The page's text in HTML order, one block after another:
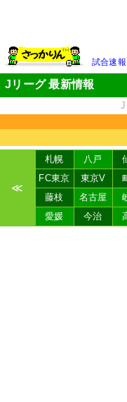
試合速報
Jリーグ 最新情報
≪
札幌 八戸
FC東京
東京V
藤枝
名古屋
愛媛
今治